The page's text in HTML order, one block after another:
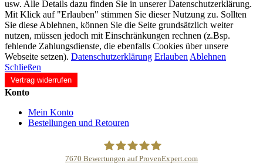
usw. Alle Details dazu finden Sie in unserer Datenschutzerklärung.
Mit Klick auf "Erlauben" stimmen Sie dieser Nutzung zu. Sollten
Sie diese Ablehnen, können Sie die Seite grundsätzlich weiter
nutzen, müssen jedoch mit Einschränkungen rechnen (z.Bsp.
fehlende Zahlungsdienste, die ebenfalls Cookies über unsere
Webseite setzen). Datenschutzerklärung Erlauben Ablehnen
Schließen
Vertrag widerrufen
Konto
Mein Konto
Bestellungen und Retouren
7670 Bewertungen auf ProvenExpert.com